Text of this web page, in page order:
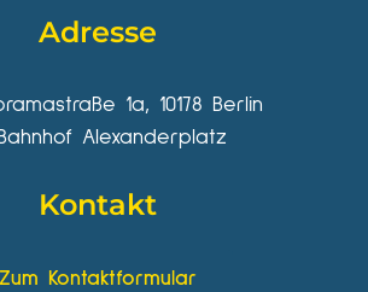
Adresse
1a, 10178 Berlin
Bahnhof Alexanderplatz
Kontakt
Zum Kontaktformular